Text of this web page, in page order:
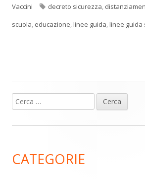
Vaccini
Tag
decreto sicurezza,
scuola, educazione,linee guida,linee guida
Barra
laterale
Ricerca
per:
CATEGORIE